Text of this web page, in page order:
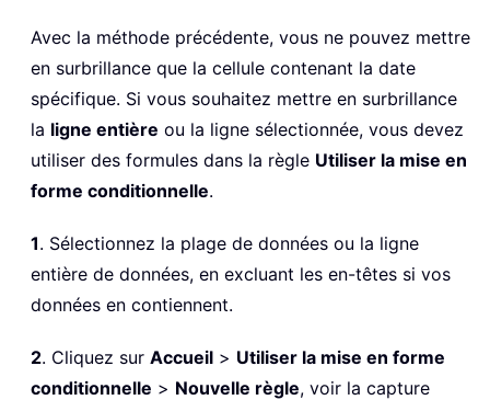
Avec la méthode précédente, vous ne pouvez mettre
en surbrillance que la cellule contenant la date
spécifique. Si vous souhaitez mettre en surbrillance
la ligne entière ou la ligne sélectionnée, vous devez
utiliser des formules dans la règle Utiliser la mise en
forme conditionnelle.
1. Sélectionnez la plage de données ou la ligne
entière de données, en excluant les en-têtes si vos
données en contiennent.
2. Cliquez sur Accueil > Utiliser la mise en forme
conditionnelle > Nouvelle règle, voir la capture